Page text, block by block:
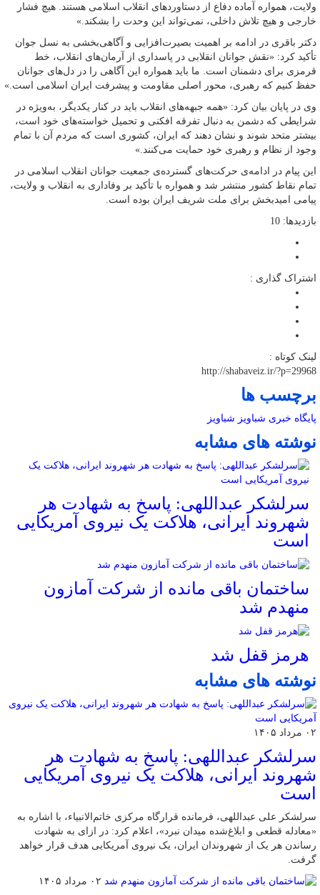
ولایت، همواره آماده دفاع از دستاورد‌های انقلاب اسلامی هستند. هیچ فشار
خارجی و هیچ تلاش داخلی، نمی‌تواند این وحدت را بشکند.»
دکتر باقری در ادامه بر اهمیت بصیرت‌افزایی و آگاهی‌بخشی به نسل جوان
تأکید کرد: «نقش جوانان انقلابی در پاسداری از آرمان‌های انقلاب، خط‌
قرمزی برای دشمنان است. ما باید همواره این آگاهی را در دل‌های جوانان
حفظ کنیم که رهبری، محور اصلی مقاومت و پیشرفت ایران اسلامی است.»
وی در پایان بیان کرد: «همه جبهه‌های انقلاب باید در کنار یکدیگر، به‌ویژه در
شرایطی که دشمن به دنبال تفرقه‌ افکنی و تحمیل خواسته‌های خود است،
بیشتر متحد شوند و نشان دهند که ایران، کشوری است که مردم آن با تمام
وجود از نظام و رهبری خود حمایت می‌کنند.»
این پیام در ادامه‌ی حرکت‌های گسترده‌ی جمعیت جوانان انقلاب اسلامی در
تمام نقاط کشور منتشر شد و همواره با تأکید بر وفاداری به انقلاب و ولایت،
پیامی امیدبخش برای ملت شریف ایران بوده است.
بازدیدها: 10
اشتراک گذاری :
لینک کوتاه :
http://shabaveiz.ir/?p=29968
برچسب ها
پایگاه خبری شباویز شباویز
نوشته های مشابه
سرلشکر عبداللهی: پاسخ به شهادت هر
شهروند ایرانی، هلاکت یک نیروی آمریکایی
است
ساختمان باقی مانده از شرکت آمازون
منهدم شد
هرمز قفل شد
نوشته های مشابه
۰۲ مرداد ۱۴۰۵
سرلشکر عبداللهی: پاسخ به شهادت هر
شهروند ایرانی، هلاکت یک نیروی آمریکایی
است
سرلشکر علی عبداللهی، فرمانده قرارگاه مرکزی خاتم‌الانبیاء، با اشاره به
«معادله قطعی و ابلاغ‌شده میدان نبرد»، اعلام کرد: در ازای به شهادت
رساندن هر یک از شهروندان ایران، یک نیروی آمریکایی هدف قرار خواهد
گرفت.
۰۲ مرداد ۱۴۰۵